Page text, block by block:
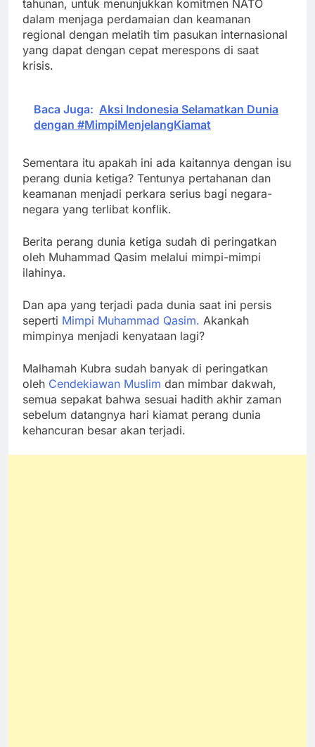
tahunan, untuk menunjukkan komitmen NATO
dalam menjaga perdamaian dan keamanan
regional dengan melatih tim pasukan internasional
yang dapat dengan cepat merespons di saat
krisis.
Baca Juga: Aksi Indonesia Selamatkan Dunia
dengan #MimpiMenjelangKiamat
Sementara itu apakah ini ada kaitannya dengan isu
perang dunia ketiga? Tentunya pertahanan dan
keamanan menjadi perkara serius bagi negara-
negara yang terlibat konflik.
Berita perang dunia ketiga sudah di peringatkan
oleh Muhammad Qasim melalui mimpi-mimpi
ilahinya.
Dan apa yang terjadi pada dunia saat ini persis
seperti Mimpi Muhammad Qasim. Akankah
mimpinya menjadi kenyataan lagi?
Malhamah Kubra sudah banyak di peringatkan
oleh Cendekiawan Muslim dan mimbar dakwah,
semua sepakat bahwa sesuai hadith akhir zaman
sebelum datangnya hari kiamat perang dunia
kehancuran besar akan terjadi.